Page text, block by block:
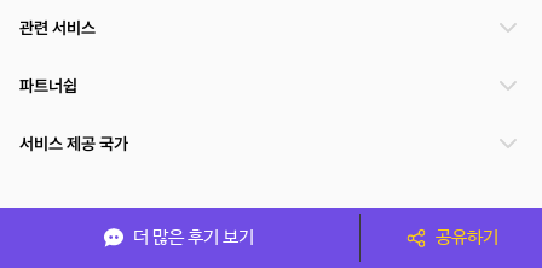
더 많은 후기 보기 공유하기
관련 서비스
파트너쉽
서비스 제공 국가
(주)NSPACE 사업자정보